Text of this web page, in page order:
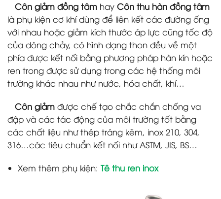
Côn giảm đồng tâm hay Côn thu hàn đồng tâm
là phụ kiện cơ khí dùng để liên kết các đường ống
với nhau hoặc giảm kích thước áp lực cũng tốc độ
của dòng chảy, có hình dạng thon đều về một
phía được kết nối bằng phương pháp hàn kín hoặc
ren trong được sử dụng trong các hệ thống môi
trường khác nhau như nước, hóa chất, khí…
Côn giảm được chế tạo chắc chắn chống va
đập và các tác động của môi trường tốt bằng
các chất liệu như thép tráng kẽm, inox 210, 304,
316…các tiêu chuẩn kết nối như ASTM, JIS, BS…
Xem thêm phụ kiện: Tê thu ren inox